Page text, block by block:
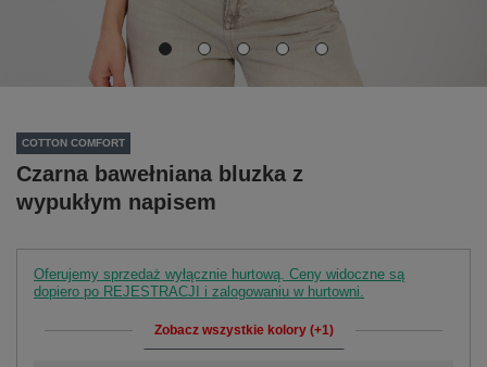
COTTON COMFORT
Czarna bawełniana bluzka z
wypukłym napisem
Oferujemy sprzedaż wyłącznie hurtową. Ceny widoczne są
dopiero po REJESTRACJI i zalogowaniu w hurtowni.
Zobacz wszystkie kolory (+1)